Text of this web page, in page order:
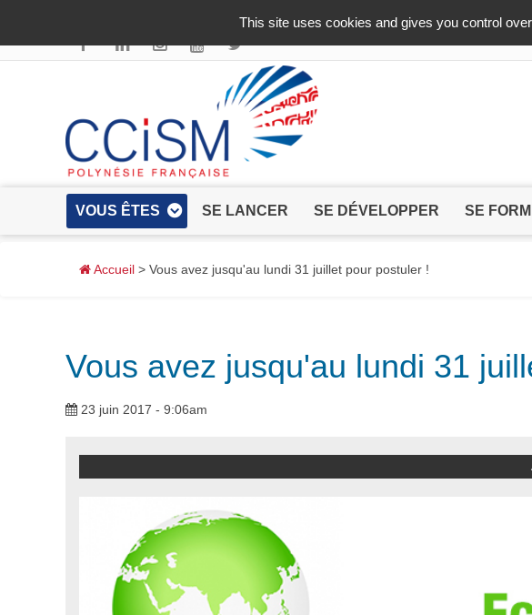
VOUS ÊTES SE LANCER SE DÉVELOPPER SE
Accueil > Vous avez jusqu'au lundi 31 juillet pour postuler !
Vous avez jusqu'au lundi 31
23 juin 2017 - 9:06am
This site uses cookies and gives you control